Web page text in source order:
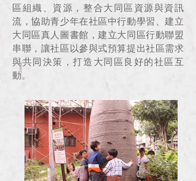
區組織、資源，整合大同區資源與資訊
流，協助青少年在社區中行動學習、建立
大同區真人圖書館，建立大同區行動聯盟
串聯，讓社區以參與式預算提出社區需求
與共同決策，打造大同區良好的社區互
動。